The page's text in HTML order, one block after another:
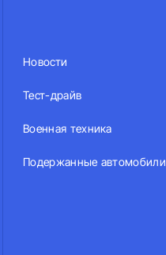
Новости
Тест-драйв
Военная техника
Подержанные автомобили